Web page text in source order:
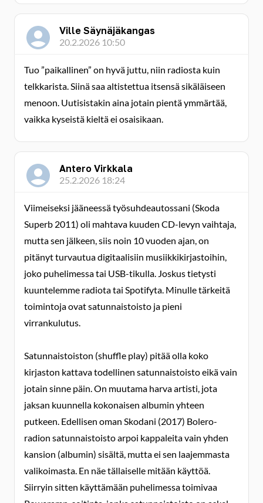
Ville Säynäjäkangas
20.2.2026 10:50
Tuo ”paikallinen” on hyvä juttu, niin radiosta kuin
telkkarista. Siinä saa altistettua itsensä sikäläiseen
menoon. Uutisistakin aina jotain pientä ymmärtää,
vaikka kyseistä kieltä ei osaisikaan.
Antero Virkkala
25.2.2026 18:24
Viimeiseksi jääneessä työsuhdeautossani (Skoda
Superb 2011) oli mahtava kuuden CD-levyn vaihtaja,
mutta sen jälkeen, siis noin 10 vuoden ajan, on
pitänyt turvautua digitaalisiin musiikkikirjastoihin,
joko puhelimessa tai USB-tikulla. Joskus tietysti
kuuntelemme radiota tai Spotifyta. Minulle tärkeitä
toimintoja ovat satunnaistoisto ja pieni
virrankulutus.
Satunnaistoiston (shuffle play) pitää olla koko
kirjaston kattava todellinen satunnaistoisto eikä vain
jotain sinne päin. On muutama harva artisti, jota
jaksan kuunnella kokonaisen albumin yhteen
putkeen. Edellisen oman Skodani (2017) Bolero-
radion satunnaistoisto arpoi kappaleita vain yhden
kansion (albumin) sisältä, mutta ei sen laajemmasta
valikoimasta. En näe tällaiselle mitään käyttöä.
Siirryin sitten käyttämään puhelimessa toimivaa